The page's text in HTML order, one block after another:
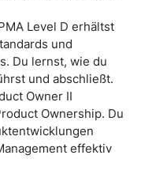
Level D erhältst
und
Du lernst, wie du
und abschließt.
Owner II
Ownership. Du
effektiv